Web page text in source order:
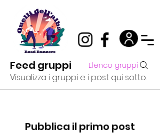
Feed gruppi Elenco gruppi
Visualizza i gruppi e i post qui sotto.
Pubblica il primo post